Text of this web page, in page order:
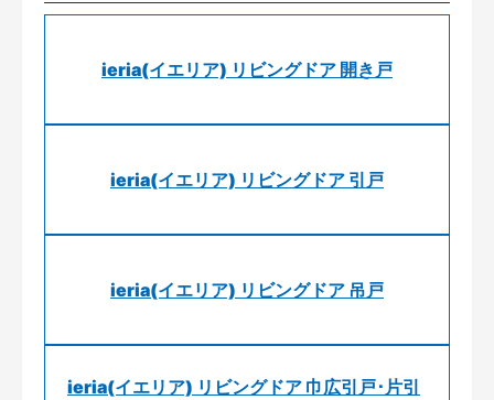
ieria(イエリア) リビングドア 開き戸
ieria(イエリア) リビングドア 引戸
ieria(イエリア) リビングドア 吊戸
ieria(イエリア) リビングドア 巾広引戸･片引